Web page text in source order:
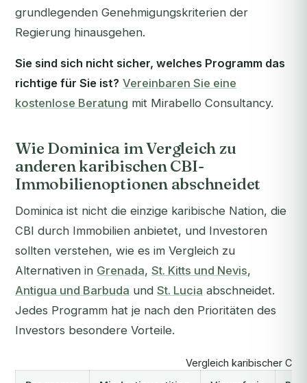
grundlegenden Genehmigungskriterien der
Regierung hinausgehen.
Sie sind sich nicht sicher, welches Programm das
richtige für Sie ist? Vereinbaren Sie eine
kostenlose Beratung mit Mirabello Consultancy.
Wie Dominica im Vergleich zu
anderen karibischen CBI-
Immobilienoptionen abschneidet
Dominica ist nicht die einzige karibische Nation, die
CBI durch Immobilien anbietet, und Investoren
sollten verstehen, wie es im Vergleich zu
Alternativen in Grenada, St. Kitts und Nevis,
Antigua und Barbuda und St. Lucia abschneidet.
Jedes Programm hat je nach den Prioritäten des
Investors besondere Vorteile.
Vergleich karibischer